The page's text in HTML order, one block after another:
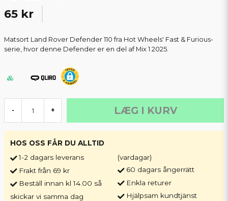
65 kr
Matsort Land Rover Defender 110 fra Hot Wheels' Fast & Furious-
serie, hvor denne Defender er en del af Mix 1 2025.
- + LÆG I KURV
HOS OSS FÅR DU ALLTID
1-2 dagars leverans
Frakt från 69 kr
Beställ innan kl 14.00 så
skickar vi samma dag
(vardagar)
60 dagars ångerrätt
Enkla returer
Hjälpsam kundtjänst